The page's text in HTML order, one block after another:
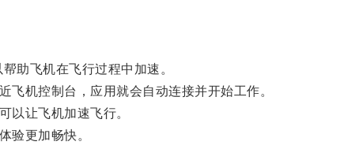
助飞机在飞行过程中加速。
机控制台，应用就会自动连接并开始工作。
让飞机加速飞行。
更加畅快。